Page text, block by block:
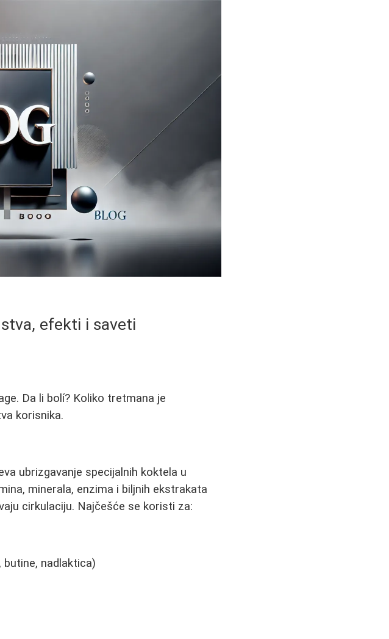
efekti i saveti
Da li bolí? Koliko tretmana je
korisnika.
ubrizgavanje specijalnih koktela u
minerala, enzima i biljnih ekstrakata
cirkulaciju. Najčešće se koristi za:
nadlaktica)